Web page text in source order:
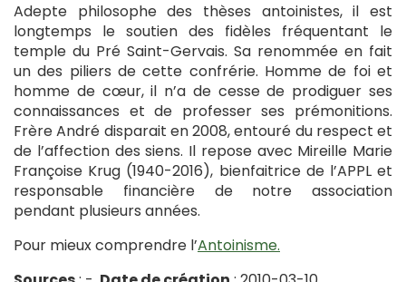
Adepte philosophe des thèses antoinistes, il est
longtemps le soutien des fidèles fréquentant le
temple du Pré Saint-Gervais. Sa renommée en fait
un des piliers de cette confrérie. Homme de foi et
homme de cœur, il n’a de cesse de prodiguer ses
connaissances et de professer ses prémonitions.
Frère André disparait en 2008, entouré du respect et
de l’affection des siens. Il repose avec Mireille Marie
Françoise Krug (1940-2016), bienfaitrice de l’APPL et
responsable financière de notre association
pendant plusieurs années.
Pour mieux comprendre l’Antoinisme.